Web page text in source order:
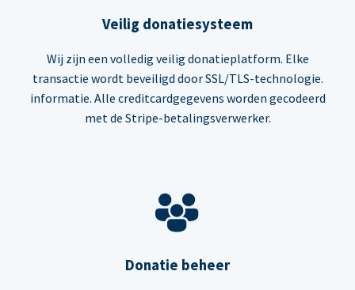
Veilig donatiesysteem
Wij zijn een volledig veilig donatieplatform. Elke
transactie wordt beveiligd door SSL/TLS-technologie.
informatie. Alle creditcardgegevens worden gecodeerd
met de Stripe-betalingsverwerker.
Donatie beheer